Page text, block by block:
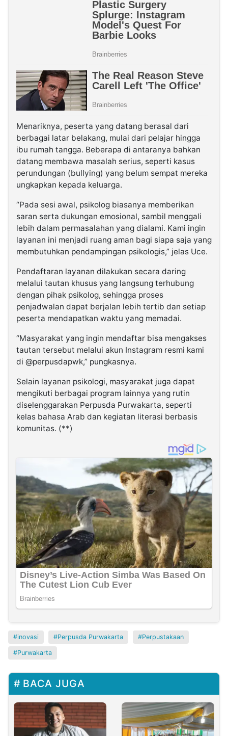
Menariknya, peserta yang datang berasal dari
berbagai latar belakang, mulai dari pelajar hingga
ibu rumah tangga. Beberapa di antaranya bahkan
datang membawa masalah serius, seperti kasus
perundungan (bullying) yang belum sempat mereka
ungkapkan kepada keluarga.
“Pada sesi awal, psikolog biasanya memberikan
saran serta dukungan emosional, sambil menggali
lebih dalam permasalahan yang dialami. Kami ingin
layanan ini menjadi ruang aman bagi siapa saja yang
membutuhkan pendampingan psikologis,” jelas Uce.
Pendaftaran layanan dilakukan secara daring
melalui tautan khusus yang langsung terhubung
dengan pihak psikolog, sehingga proses
penjadwalan dapat berjalan lebih tertib dan setiap
peserta mendapatkan waktu yang memadai.
“Masyarakat yang ingin mendaftar bisa mengakses
tautan tersebut melalui akun Instagram resmi kami
di @perpusdapwk,” pungkasnya.
Selain layanan psikologi, masyarakat juga dapat
mengikuti berbagai program lainnya yang rutin
diselenggarakan Perpusda Purwakarta, seperti
kelas bahasa Arab dan kegiatan literasi berbasis
komunitas. (**)
inovasi Perpusda Purwakarta Perpustakaan
Purwakarta
BACA JUGA